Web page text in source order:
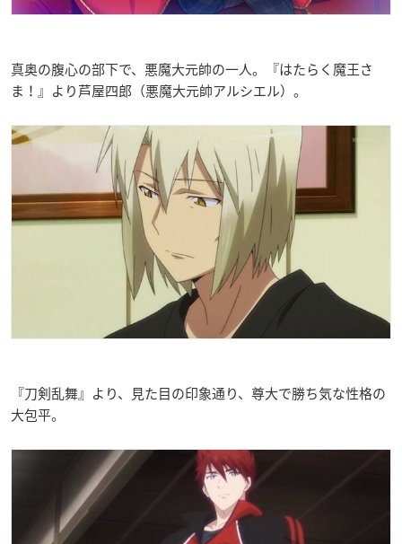
真奥の腹心の部下で、悪魔大元帥の一人。『はたらく魔王さ
ま！』より芦屋四郎（悪魔大元帥アルシエル）。
『刀剣乱舞』より、見た目の印象通り、尊大で勝ち気な性格の
大包平。